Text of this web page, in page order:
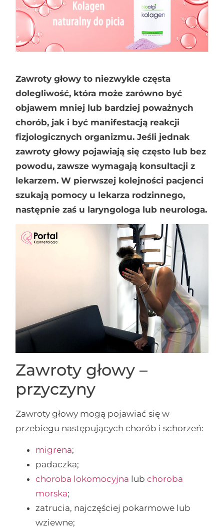
Zawroty głowy to niezwykle częsta
dolegliwość, która może zarówno być
objawem mniej lub bardziej poważnych
chorób, jak i być manifestacją reakcji
fizjologicznych organizmu. Jeśli jednak
zawroty głowy pojawiają się często lub bez
powodu, zawsze wymagają konsultacji z
lekarzem. W pierwszej kolejności pacjenci
szukają pomocy u lekarza rodzinnego,
następnie zaś u laryngologa lub neurologa.
Zawroty głowy –
przyczyny
Zawroty głowy mogą pojawiać się w
przebiegu następujących chorób i schorzeń:
migrena;
padaczka;
choroba lokomocyjna lubchoroba
morska;
zatrucia, najczęściej pokarmowe lub
wziewne;